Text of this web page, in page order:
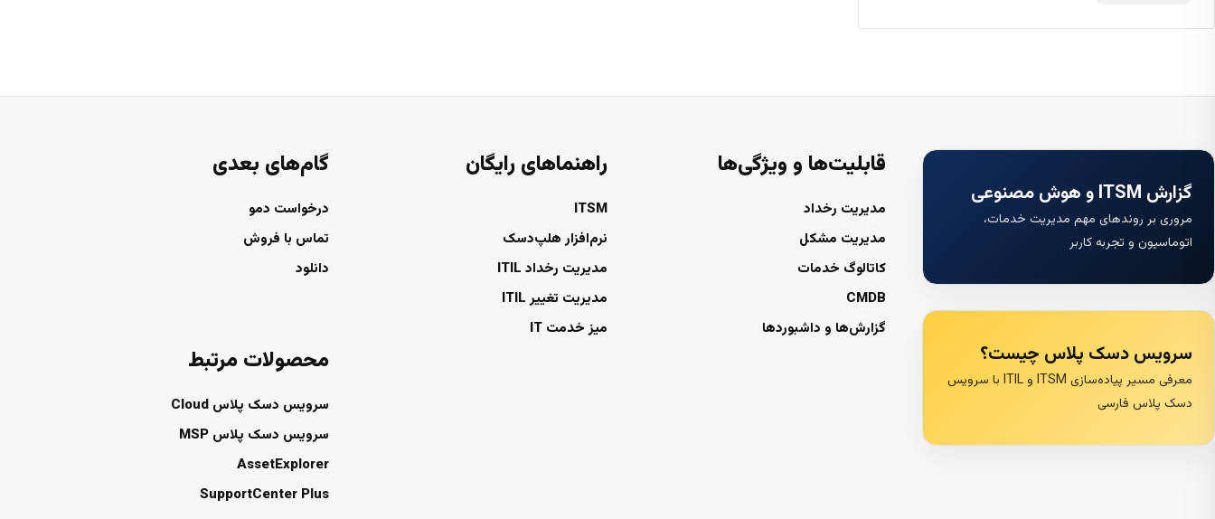
گزارش ITSM و هوش مصنوعی
مروری بر روندهای مهم مدیریت خدمات،
اتوماسیون و تجربه کاربر
سرویس دسک پلاس چیست؟
معرفی مسیر پیاده‌سازی ITSM و ITIL با سرویس
دسک پلاس فارسی
قابلیت‌ها و ویژگی‌ها
مدیریت رخداد
مدیریت مشکل
کاتالوگ خدمات
CMDB
گزارش‌ها و داشبوردها
راهنماهای رایگان
ITSM
نرم‌افزار هلپ‌دسک
مدیریت رخداد ITIL
مدیریت تغییر ITIL
میز خدمت IT
گام‌های بعدی
درخواست دمو
تماس با فروش
دانلود
محصولات مرتبط
سرویس دسک پلاس Cloud
سرویس دسک پلاس MSP
AssetExplorer
SupportCenter Plus